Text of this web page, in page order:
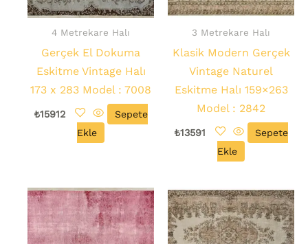
4 Metrekare Halı
Gerçek El Dokuma
Eskitme Vintage Halı
173 x 283 Model : 7008
₺15912
Sepete
Ekle
3 Metrekare Halı
Klasik Modern Gerçek
Vintage Naturel
Eskitme Halı 159×263
Model : 2842
₺13591
Sepete
Ekle